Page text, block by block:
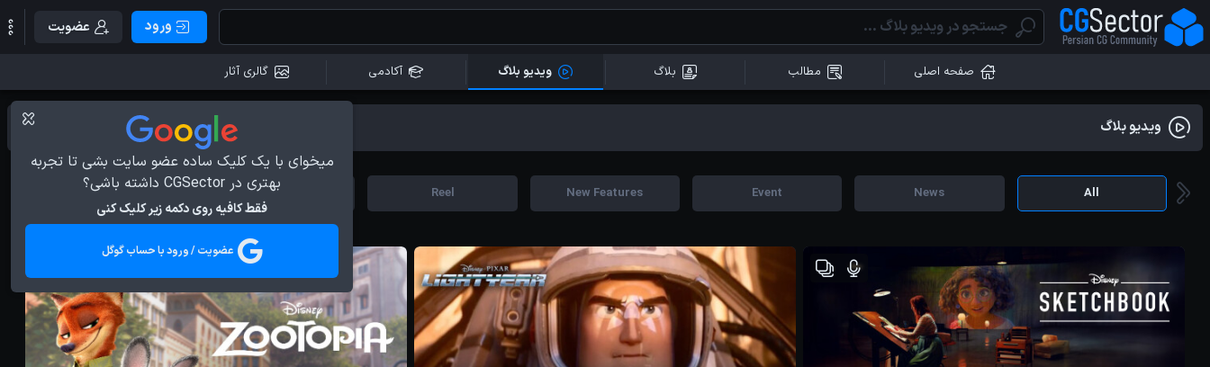
ورود عضویت
صفحه اصلی مطالب بلاگ ویدیو بلاگ آکادمی گالری آثار
میخوای با یک کلیک ساده عضو سایت بشی تا تجربه
بهتری در CGSector داشته باشی؟
فقط کافیه روی دکمه زیر کلیک کنی
عضویت / ورود با حساب گوگل
ویدیو بلاگ
All
News
Event
New Features
Reel
Animation
Behind the Scene